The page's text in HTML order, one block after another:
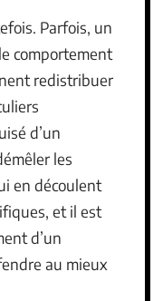
Parfois, un
comportement
redistribuer
d’un
les
en découlent
et il est
d’un
au mieux